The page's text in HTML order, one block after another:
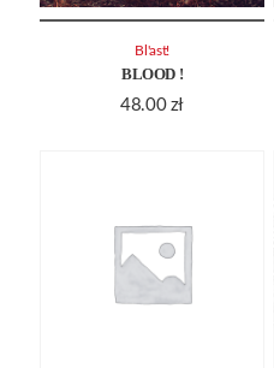
BLOOD !
48.00 zł
Bl'ast!